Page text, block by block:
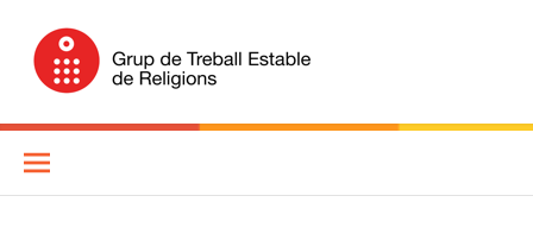
content
Grup de Treball Estable de
Religions (GTER)